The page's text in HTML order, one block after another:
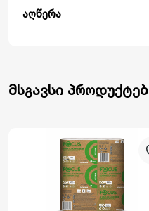
აღწერა
მსგავსი